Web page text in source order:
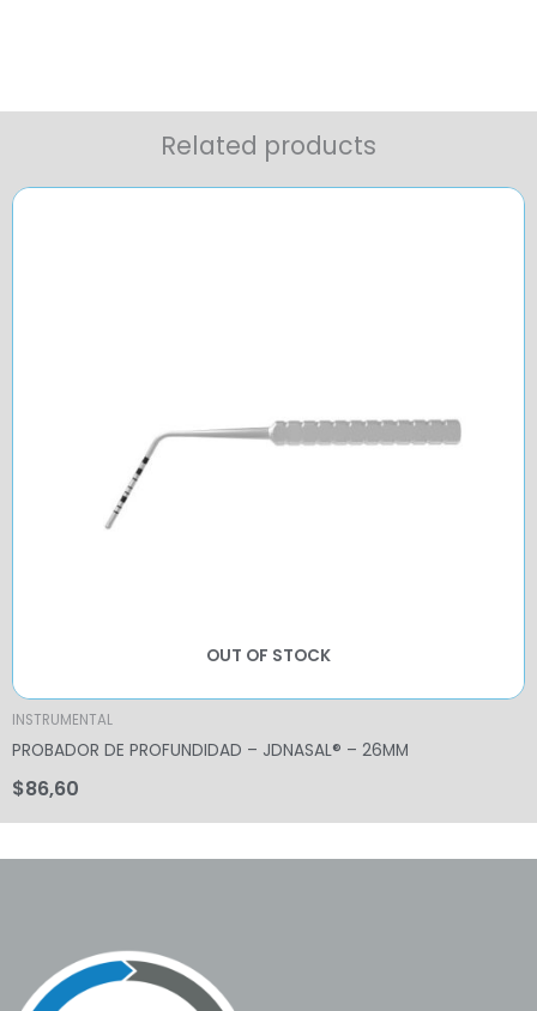
Related products
OUT OF STOCK
INSTRUMENTAL
PROBADOR DE PROFUNDIDAD – JDNASAL® – 26MM
$86,60